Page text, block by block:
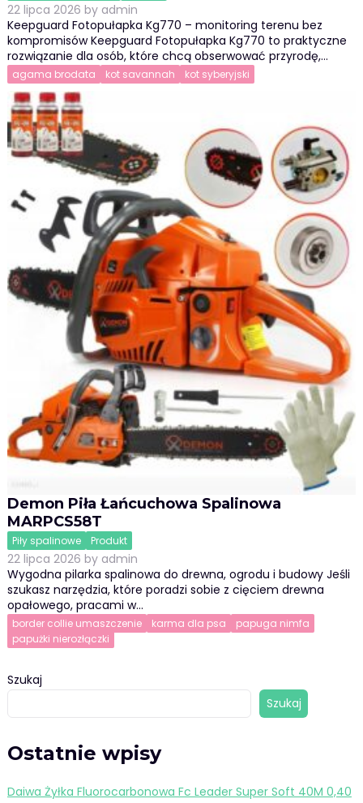
22 lipca 2026 by admin
Keepguard Fotopułapka Kg770 – monitoring terenu bez
kompromisów Keepguard Fotopułapka Kg770 to praktyczne
rozwiązanie dla osób, które chcą obserwować przyrodę,…
agama brodata kot savannah kot syberyjski
Demon Piła Łańcuchowa Spalinowa
MARPCS58T
Piły spalinowe Produkt
22 lipca 2026 by admin
Wygodna pilarka spalinowa do drewna, ogrodu i budowy Jeśli
szukasz narzędzia, które poradzi sobie z cięciem drewna
opałowego, pracami w…
border collie umaszczenie karma dla psa
papuga nimfa
papużki nierozłączki
Szukaj
Szukaj
Ostatnie wpisy
Daiwa Żyłka Fluorocarbonowa Fc Leader Super Soft 40M 0,40